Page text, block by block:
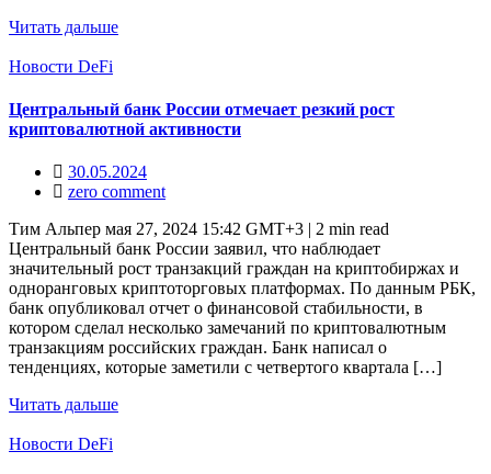
Читать дальше
Новости DeFi
Центральный банк России отмечает резкий рост
криптовалютной активности
30.05.2024
zero comment
Тим Альпер мая 27, 2024 15:42 GMT+3 | 2 min read
Центральный банк России заявил, что наблюдает
значительный рост транзакций граждан на криптобиржах и
одноранговых криптоторговых платформах. По данным РБК,
банк опубликовал отчет о финансовой стабильности, в
котором сделал несколько замечаний по криптовалютным
транзакциям российских граждан. Банк написал о
тенденциях, которые заметили с четвертого квартала […]
Читать дальше
Новости DeFi